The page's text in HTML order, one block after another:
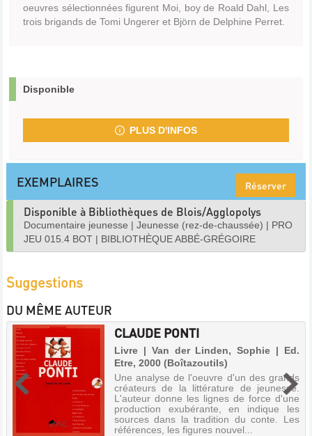
oeuvres sélectionnées figurent Moi, boy de Roald Dahl, Les
trois brigands de Tomi Ungerer et Björn de Delphine Perret.
Disponible
PLUS D'INFOS
EXEMPLAIRES Réserver
Disponible à Bibliothèques de Blois/Agglopolys
Documentaire jeunesse | Jeunesse (rez-de-chaussée) | PRO
JEU 015.4 BOT | BIBLIOTHÈQUE ABBÉ-GRÉGOIRE
Suggestions
DU MÊME AUTEUR
CLAUDE PONTI
Livre | Van der Linden, Sophie | Ed.
Etre, 2000 (Boîtazoutils)
Une analyse de l'oeuvre d'un des grands
créateurs de la littérature de jeunesse.
L'auteur donne les lignes de force d'une
production exubérante, en indique les
sources dans la tradition du conte. Les
références, les figures nouvel...